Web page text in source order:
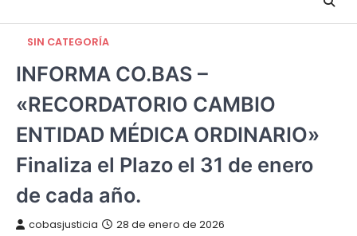
SIN CATEGORÍA
INFORMA CO.BAS –
«RECORDATORIO CAMBIO
ENTIDAD MÉDICA ORDINARIO»
Finaliza el Plazo el 31 de enero
de cada año.
cobasjusticia 28 de enero de 2026